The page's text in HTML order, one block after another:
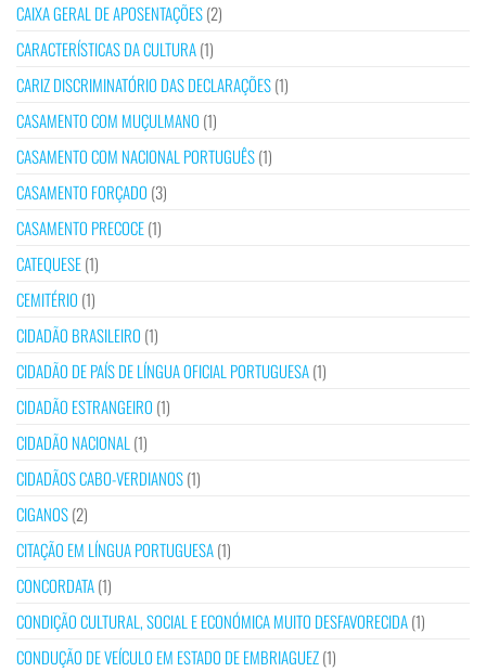
CAIXA GERAL DE APOSENTAÇÕES(2)
CARACTERÍSTICAS DA CULTURA(1)
CARIZ DISCRIMINATÓRIO DAS DECLARAÇÕES(1)
CASAMENTO COM MUÇULMANO (1)
CASAMENTO COM NACIONAL PORTUGUÊS(1)
CASAMENTO FORÇADO (3)
CASAMENTO PRECOCE(1)
CATEQUESE(1)
CEMITÉRIO (1)
CIDADÃO BRASILEIRO (1)
CIDADÃO DE PAÍS DE LÍNGUA OFICIAL PORTUGUESA(1)
CIDADÃO ESTRANGEIRO (1)
CIDADÃO NACIONAL (1)
CIDADÃOS CABO-VERDIANOS(1)
CIGANOS(2)
CITAÇÃO EM LÍNGUA PORTUGUESA(1)
CONCORDATA(1)
CONDIÇÃO CULTURAL, SOCIAL E ECONÓMICA MUITO DESFAVORECIDA(1)
CONDUÇÃO DE VEÍCULO EM ESTADO DE EMBRIAGUEZ(1)